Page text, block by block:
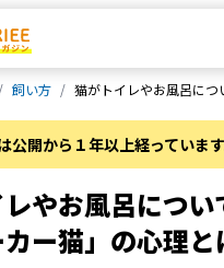
飼い方 猫がトイレやお風呂に
公開から１年以上経っています
やお風呂につい
カー猫」の心理と